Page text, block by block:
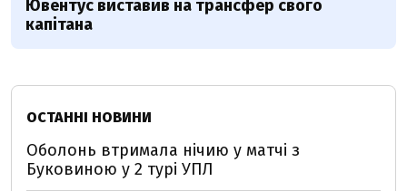
Ювентус виставив на трансфер свого
капітана
ОСТАННІ НОВИНИ
Оболонь втримала нічию у матчі з
Буковиною у 2 турі УПЛ